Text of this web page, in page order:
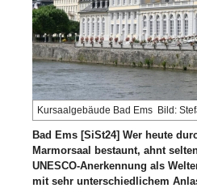
Kursaalgebäude Bad Ems Bild:
Bad Ems [SiSt24] Wer heute
Marmorsaal bestaunt, ahnt
UNESCO-Anerkennung als
mit sehr unterschiedlichem